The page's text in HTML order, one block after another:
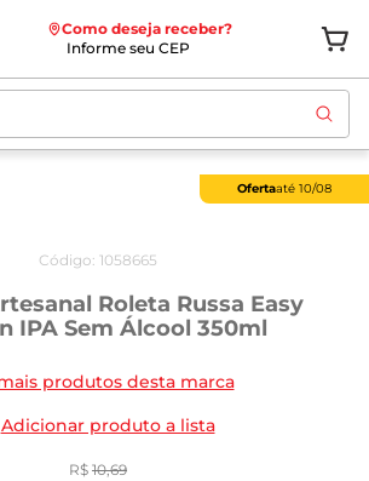
Como deseja receber?
Informe seu CEP
Ofertaaté 10/08
Código: 1058665
Roleta Russa Easy
IPA Sem Álcool 350ml
produtos desta marca
Adicionar produto a lista
R$ 10,69